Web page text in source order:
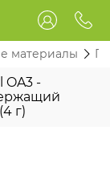
материалы
OA3 -
г)